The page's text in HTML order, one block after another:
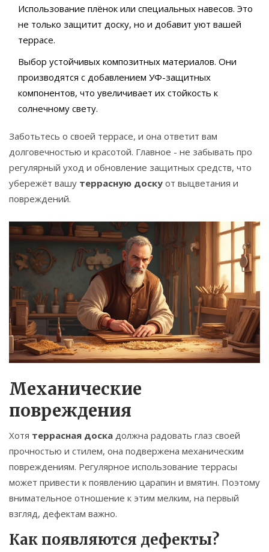
Использование плёнок или специальных навесов. Это
не только защитит доску, но и добавит уют вашей
террасе.
Выбор устойчивых композитных материалов. Они
производятся с добавлением УФ-защитных
компонентов, что увеличивает их стойкость к
солнечному свету.
Заботьтесь о своей террасе, и она ответит вам
долговечностью и красотой. Главное - не забывать про
регулярный уход и обновление защитных средств, что
убережёт вашу террасную доску от выцветания и
повреждений.
Механические
повреждения
Хотя террасная доска должна радовать глаз своей
прочностью и стилем, она подвержена механическим
повреждениям. Регулярное использование террасы
может привести к появлению царапин и вмятин. Поэтому
внимательное отношение к этим мелким, на первый
взгляд, дефектам важно.
Как появляются дефекты?